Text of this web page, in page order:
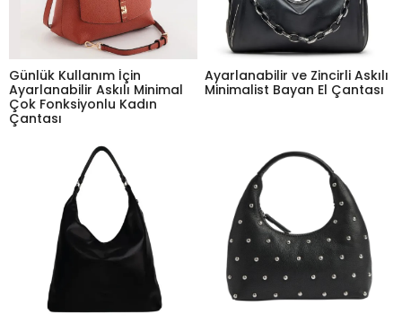
Günlük Kullanım İçin
Ayarlanabilir Askılı Minimal
Çok Fonksiyonlu Kadın
Çantası
Ayarlanabilir ve Zincirli Askılı
Minimalist Bayan El Çantası